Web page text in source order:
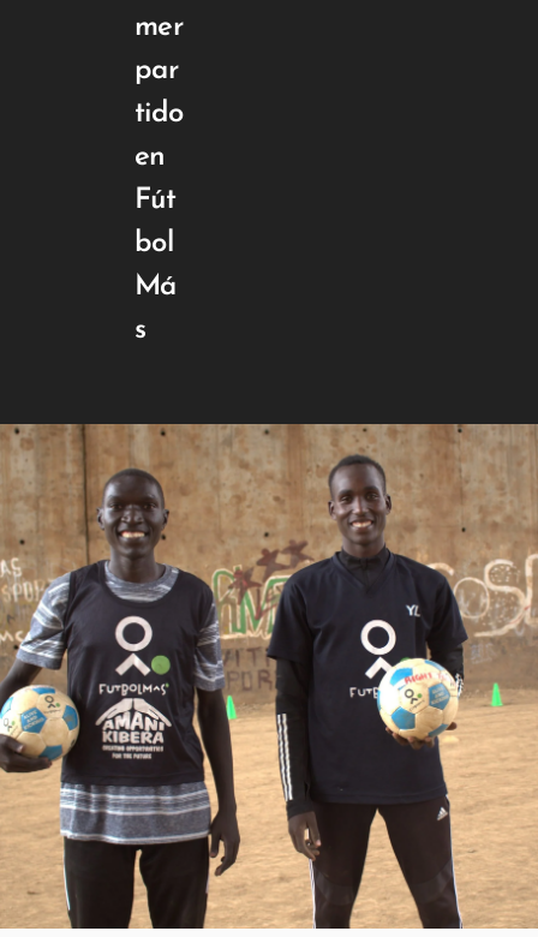
mer
par
tido
en
Fút
bol
Má
s